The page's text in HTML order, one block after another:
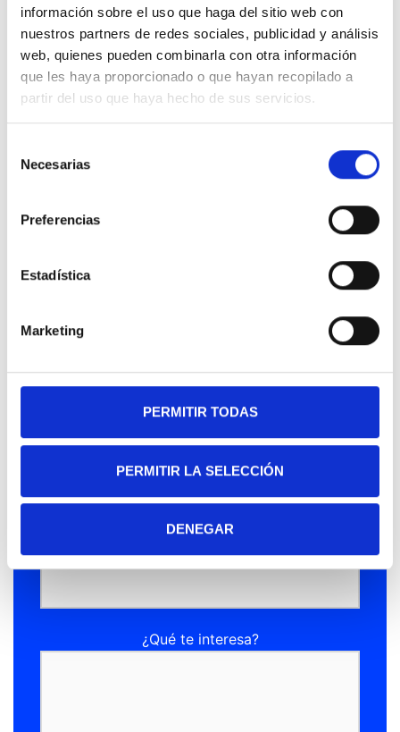
información sobre el uso que haga del sitio web con
nuestros partners de redes sociales, publicidad y análisis
web, quienes pueden combinarla con otra información
que les haya proporcionado o que hayan recopilado a
partir del uso que haya hecho de sus servicios.
Necesarias
Preferencias
Estadística
Marketing
PERMITIR TODAS
PERMITIR LA SELECCIÓN
DENEGAR
Puedes contactar con nosotros por
Teléfono:93 726 76 22 •WhatsApp:656
33 70 48 •Email:info@ctis.es
datos e intereses a través del siguiente
formulario y nosotros nos pondremos en
Email (requerido)
Teléfono de contacto
¿Qué te interesa?